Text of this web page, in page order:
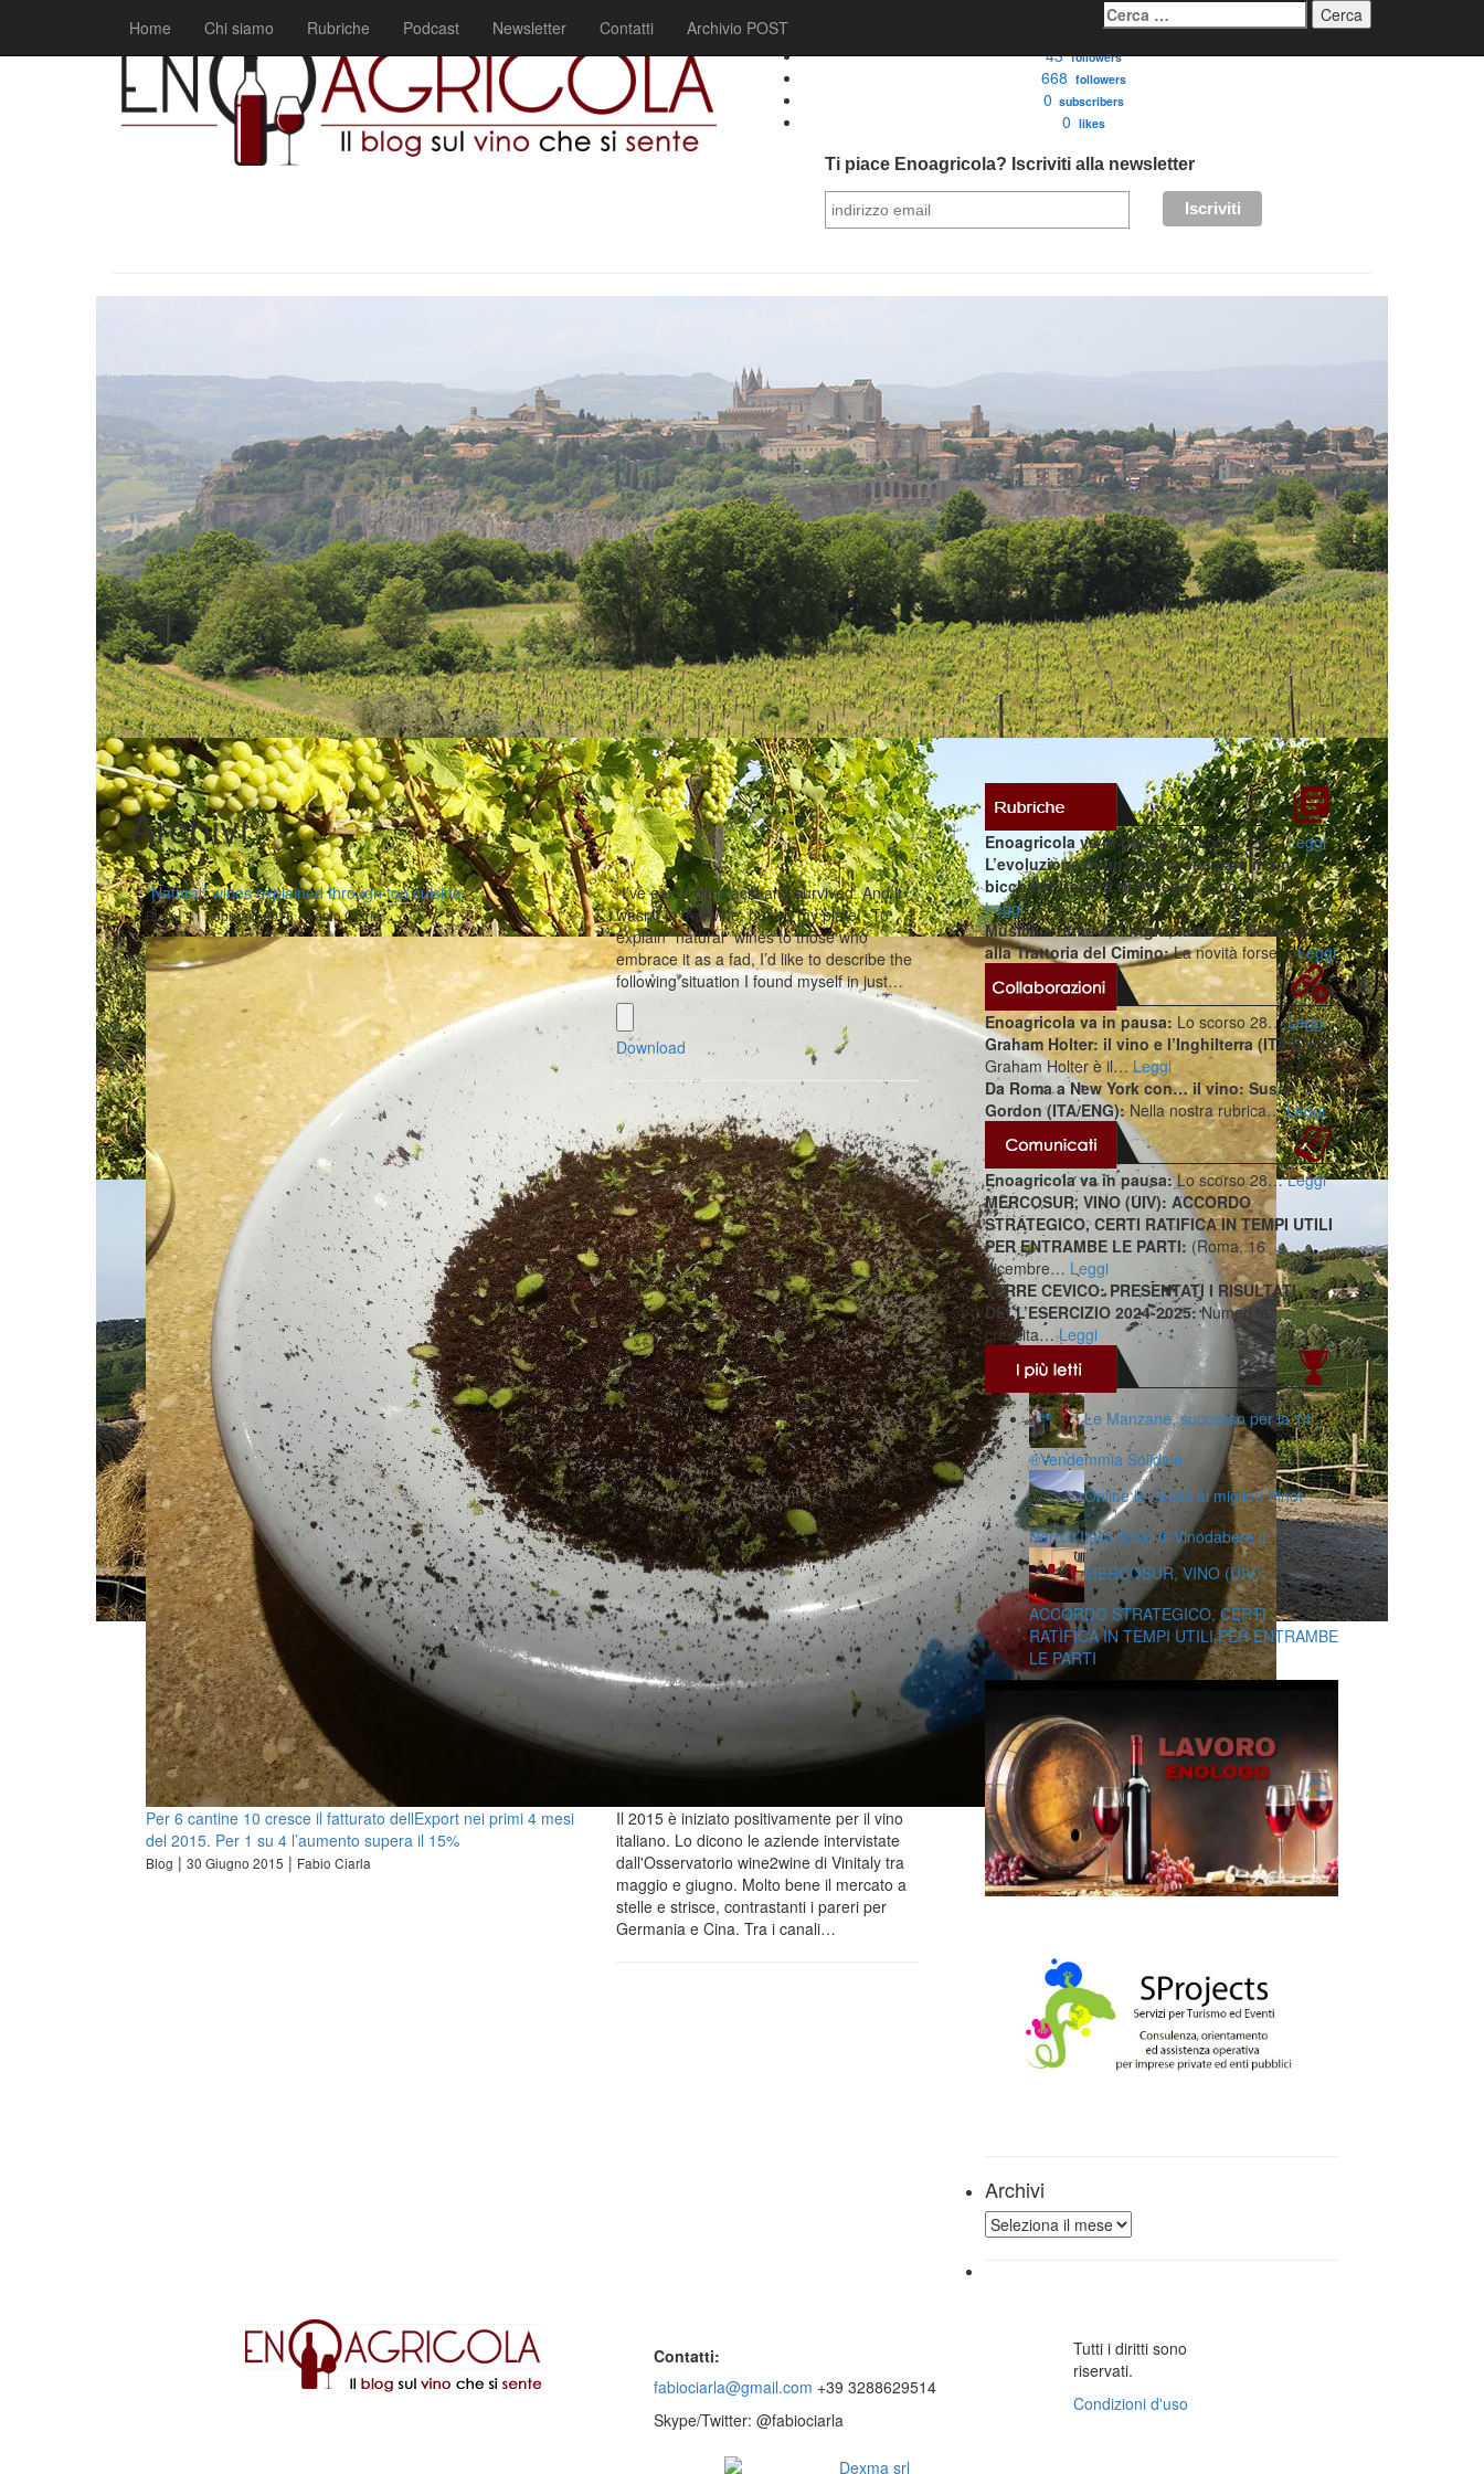
Home Chi siamo Rubriche Podcast Newsletter Contatti Archivio POST
Ricerca
per:
43 followers
668 followers
0 subscribers
0 likes
Ti piace Enoagricola? Iscriviti alla newsletter
Archivi
“Natural” wines explained through top cuisine
Blog|11 Febbraio 2018|Fabio Ciarla
“I’ve eaten citric acid and survived. And it
wasn’t in the wine, but on my plate!” To
explain “natural” wines to those who
embrace it as a fad, I’d like to describe the
following situation I found myself in just…
Download
Per 6 cantine 10 cresce il fatturato dellExport nei primi 4 mesi
del 2015. Per 1 su 4 l’aumento supera il 15%
Blog | 30 Giugno 2015 | Fabio Ciarla
Il 2015 è iniziato positivamente per il vino
italiano. Lo dicono le aziende intervistate
dall'Osservatorio wine2wine di Vinitaly tra
maggio e giugno. Molto bene il mercato a
stelle e strisce, contrastanti i pareri per
Germania e Cina. Tra i canali…
Enoagricola va in pausa:Lo scorso 28…Leggi
L’evoluzione di una storia secolare in un
bicchiere: tenuta di Arceno:Sono 112 gli…
Leggi
Musica a ritmo di funghi, tartufo e Nebbiolo
alla Trattoria del Cimino:La novità forse…Leggi
Enoagricola va in pausa: Lo scorso 28…Leggi
Graham Holter: il vino e l’Inghilterra (ITA/ENG):
Graham Holter è il… Leggi
Da Roma a New York con… il vino: Susan
Gordon (ITA/ENG):Nella nostra rubrica…Leggi
Enoagricola va in pausa:Lo scorso 28…Leggi
MERCOSUR, VINO (UIV): ACCORDO
STRATEGICO, CERTI RATIFICA IN TEMPI UTILI
PER ENTRAMBE LE PARTI: (Roma, 16
dicembre… Leggi
TERRE CEVICO: PRESENTATI I RISULTATI
DELL’ESERCIZIO 2024-2025:Numeri in
crescita…Leggi
Le Manzane, successo per la 14ª
®️Vendemmia Solidale
Online la Guida ai migliori Pinot
Nero d’Italia 2026 di Vinodabere.it
MERCOSUR, VINO (UIV):
ACCORDO STRATEGICO, CERTI
RATIFICA IN TEMPI UTILI PER ENTRAMBE
LE PARTI
Archivi
Archivi
Contatti:
fabiociarla@gmail.com +39 3288629514
Skype/Twitter: @fabiociarla
Tutti i diritti sono
riservati.
Condizioni d'uso
Dexma srl